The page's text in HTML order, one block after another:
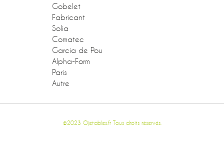
Gobelet
Fabricant
Solia
Comatec
Garcia de Pou
Alpha-Form
Paris
Autre
©2023 Ojetables.fr Tous droits réservés.